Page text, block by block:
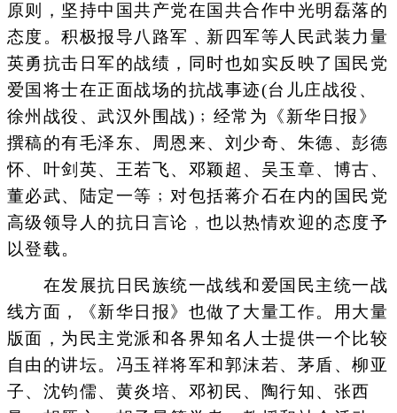
原则，坚持中国共产党在国共合作中光明磊落的
态度。积极报导八路军﹑新四军等人民武装力量
英勇抗击日军的战绩，同时也如实反映了国民党
爱国将士在正面战场的抗战事迹(台儿庄战役、
徐州战役、武汉外围战)﹔经常为《新华日报》
撰稿的有毛泽东、周恩来、刘少奇、朱德、彭德
怀、叶剑英、王若飞、邓颖超、吴玉章、博古、
董必武、陆定一等﹔对包括蒋介石在内的国民党
高级领导人的抗日言论﹐也以热情欢迎的态度予
以登载。
在发展抗日民族统一战线和爱国民主统一战
线方面，《新华日报》也做了大量工作。用大量
版面，为民主党派和各界知名人士提供一个比较
自由的讲坛。冯玉祥将军和郭沫若、茅盾、柳亚
子、沈钧儒、黄炎培、邓初民、陶行知、张西